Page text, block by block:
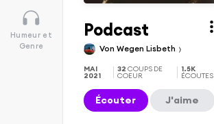
Humeur et
Genre
Podcast
Von Wegen Lisbeth
MAI
2021
32COUPS DE
COEUR
1.5K
ÉCOUTES
Écouter J'aime